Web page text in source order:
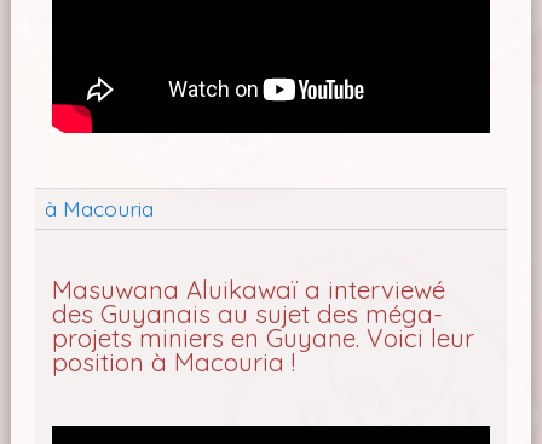
à Macouria
Masuwana Aluikawaï a interviewé
des Guyanais au sujet des méga-
projets miniers en Guyane. Voici leur
position à Macouria !